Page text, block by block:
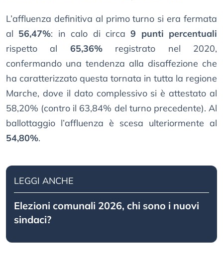
L’affluenza definitiva al primo turno si era fermata
al 56,47%: in calo di circa9 punti percentuali
rispetto al 65,36%registrato nel 2020,
confermando una tendenza alla disaffezione che
ha caratterizzato questa tornata in tutta la regione
Marche, dove il dato complessivo si è attestato al
58,20% (contro il 63,84% del turno precedente). Al
ballottaggio l’affluenza è scesa ulteriormente al
54,80%.
LEGGI ANCHE
Elezioni comunali 2026, chi sono i nuovi
sindaci?